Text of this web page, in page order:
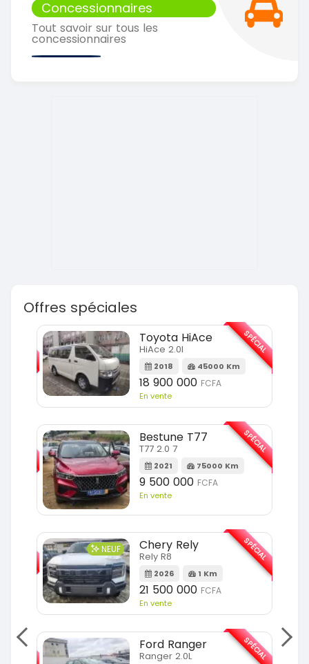
Concessionnaires
Tout savoir sur tous les
concessionnaires
Offres spéciales
SPÉCIAL
Toyota HiAce
HiAce 2.0l
2018 45000 Km
18 900 000 FCFA
En vente
SPÉCIAL
Bestune T77
T77 2.0 7
2021 75000 Km
9 500 000 FCFA
En vente
SPÉCIAL
NEUF Chery Rely
Rely R8
2026 1 Km
21 500 000 FCFA
En vente
SPÉCIAL
Ford Ranger
Ranger 2.0L SPÉCIAL